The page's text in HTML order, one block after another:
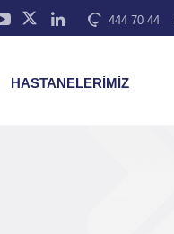
444 70 44
HASTANELERİMİZ